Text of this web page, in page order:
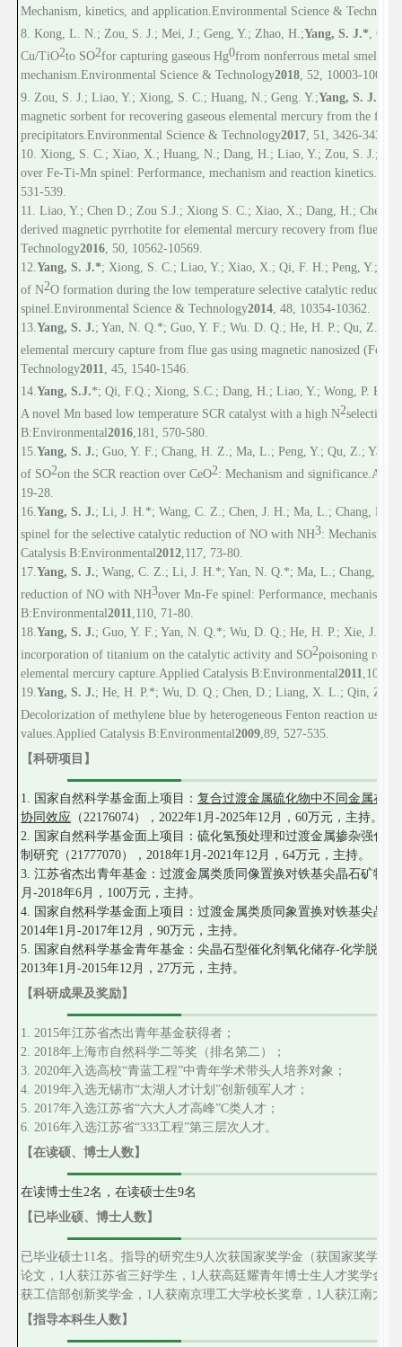
Mechanism, kinetics, and application. Environmental Science &
8. Kong, L. N.; Zou, S. J.; Mei, J.; Geng, Y.; Zhao, H.;Yang, S. J.* ,
Cu/TiO2to SO2for capturing gaseous Hg0from nonferrous metal smelting
mechanism. Environmental Science & Technology2018 , 52, 10003-10010.
9. Zou, S. J.; Liao, Y.; Xiong, S. C.; Huang, N.; Geng. Y.;Yang, S. J.*
magnetic sorbent for recovering gaseous elemental mercury from the flue
precipitators. Environmental Science & Technology2017 , 51, 3426-3434.
10. Xiong, S. C.; Xiao, X.; Huang, N.; Dang, H.; Liao, Y.; Zou, S. J.;
over Fe-Ti-Mn spinel: Performance, mechanism and reaction kinetics.
531-539.
11. Liao, Y.; Chen D.; Zou S.J.; Xiong S. C.; Xiao, X.; Dang, H.; Chen,
derived magnetic pyrrhotite for elemental mercury recovery from flue gas.
Technology2016 , 50, 10562-10569.
12. Yang, S. J.*; Xiong, S. C.; Liao, Y.; Xiao, X.; Qi, F. H.; Peng, Y.;
of N2O formation during the low temperature selective catalytic
spinel. Environmental Science & Technology2014 , 48, 10354-10362.
13. Yang, S. J.; Yan, N. Q.*; Guo, Y. F.; Wu. D. Q.; He, H. P.; Qu, Z.; Li,
elemental mercury capture from flue gas using magnetic nanosized (Fe
Technology2011
, 45, 1540-1546.
14 Yang, S.J.*; Qi, F. Q. ; Xiong, S. C. ; Dang, H.; Liao, Y.; Wong, P. K.*;
A novel Mn based low temperature SCR catalyst with a high N2selectivity.
B:Environmental2016 181, 570-580.
15. Yang, S. J.; Guo, Y. F.; Chang, H. Z.; Ma, L.; Peng, Y.; Qu, Z.;
of SO2on the SCR reaction over CeO2: Mechanism and significance.
19-28.
16 Yang, S. J.; Li, J. H.*; Wang, C. Z.; Chen, J. H.; Ma, L.; Chang, H.
spinel for the selective catalytic reduction of NO with NH3: Mechanism
Catalysis B:Environmental2012 117 , 73-80.
17 Yang, S. J.; Wang, C. Z.; Li, J. H.*; Yan, N. Q.*; Ma, L.; Chang, H.
reduction of NO with NH3over Mn-Fe spinel: Performance, mechanism
B:Environmental2011 110 , 71-80.
18 Yang, S. J.; Guo, Y. F.; Yan, N. Q.*; Wu, D. Q.; He, H. P.; Xie, J. K.;
incorporation of titanium on the catalytic activity and SO2poisoning
elemental mercury capture. Applied Catalysis B:Environmental2011 101
19 Yang, S. J.; He, H. P.*; Wu, D. Q.; Chen, D.; Liang, X. L.; Qin, Z.
Decolorization of methylene blue by heterogeneous Fenton reaction using
values. Applied Catalysis B:Environmental2009 89 , 527-535.
【科研项目】
1. 国家自然科学基金面上项目： 复合过渡金属硫化物中不同金属在
协同效应 （22176074），2022年1月-2025年12月，60万元，主持。
2. 国家自然科学基金面上项目：硫化氢预处理和过渡金属掺杂强化
制研究（21777070），2018年1月-2021年12月，64万元，主持。
3. 江苏省杰出青年基金：过渡金属类质同像置换对铁基尖晶石矿物界
月-2018年6月，100万元，主持。
4. 国家自然科学基金面上项目：过渡金属类质同象置换对铁基尖晶石
2014年1月-2017年12月，90万元，主持。
5. 国家自然科学基金青年基金：尖晶石型催化剂氧化储存-化学脱附
2013年1月-2015年12月，27万元，主持。
【科研成果及奖励】
1. 2015年江苏省杰出青年基金获得者；
2. 2018年上海市自然科学二等奖（排名第二）；
3. 2020年入选高校“青蓝工程”中青年学术带头人培养对象；
4. 2019年入选无锡市“太湖人才计划 ”创新领军人才；
5. 2017年入选江苏省“六大人才高峰”C类人才；
6. 2016年入选江苏省“333工程”第三层次人才。
【在读硕、博士人数】
在读博士生2名，在读硕士生9名
【已毕业硕、博士人数】
已毕业硕士11名。 指导的研究生9 人次获国家奖学金（获国家奖学金
论文， 1 人获江苏省三好学生， 1 人获高廷耀青年博士生人才奖学金，
获工信部创新奖学金， 1 人获南京理工大学校长奖章， 1 人获江南大
【指导本科生人数】